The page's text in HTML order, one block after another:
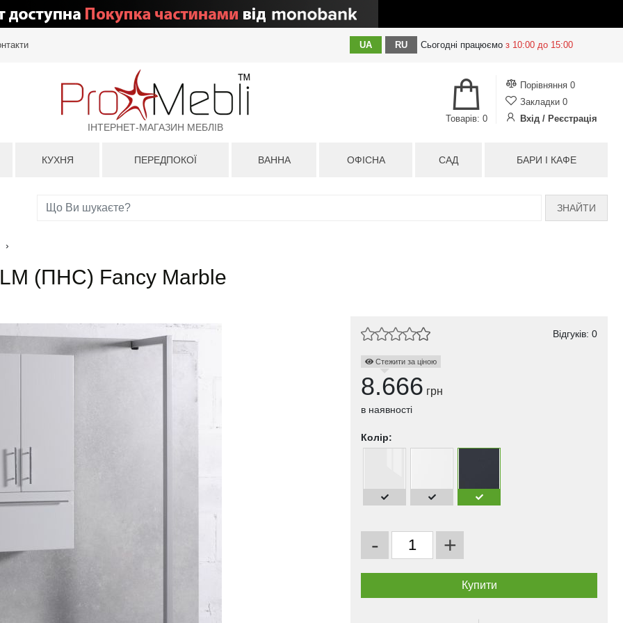
UA RU Сьогодні працюємо з 10:00 до 15:00
ІНТЕРНЕТ-МАГАЗИН МЕБЛІВ
Порівняння 0
Закладки 0
Вхід / Реєстрація
Товарів: 0
КУХНЯ ПЕРЕДПОКОЇ ВАННА ОФІСНА САД БАРИ І КАФЕ
ЗНАЙТИ
›
(ПНС) Fancy Marble
Відгуків: 0
Стежити за ціною
8.666 грн
в наявності
Колір:
- +